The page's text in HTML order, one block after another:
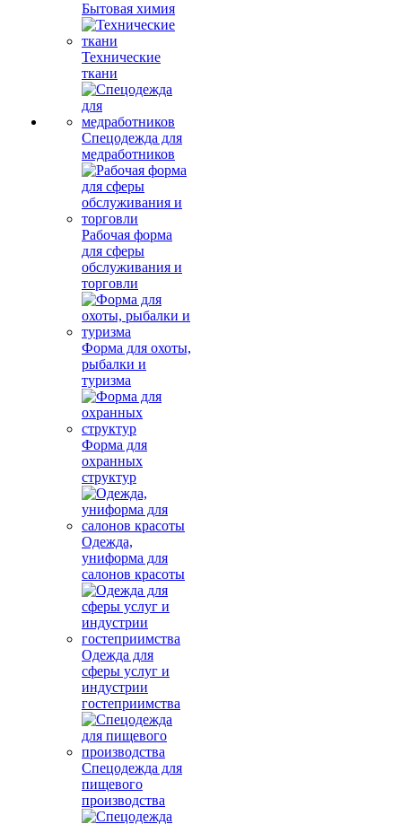
Бытовая химия
Технические
ткани
Спецодежда для
медработников
Рабочая форма
для сферы
обслуживания и
торговли
Форма для охоты,
рыбалки и
туризма
Форма для
охранных
структур
Одежда,
униформа для
салонов красоты
Одежда для
сферы услуг и
индустрии
гостеприимства
Спецодежда для
пищевого
производства